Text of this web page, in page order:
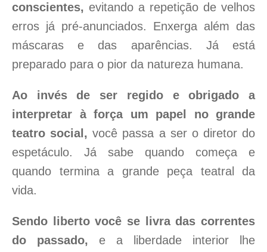
conscientes, evitando a repetição de velhos
erros já pré-anunciados. Enxerga além das
máscaras e das aparências. Já está
preparado para o pior da natureza humana.
Ao invés de ser regido e obrigado a
interpretar à força um papel no grande
teatro social, você passa a ser o diretor do
espetáculo. Já sabe quando começa e
quando termina a grande peça teatral da
vida.
Sendo liberto você se livra das correntes
do passado, e a liberdade interior lhe